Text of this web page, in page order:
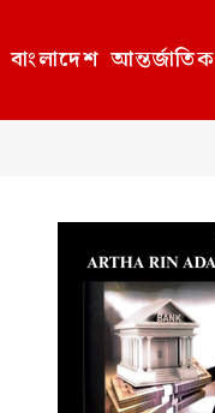
বাংলাদেশ আন্তর্জাতিক